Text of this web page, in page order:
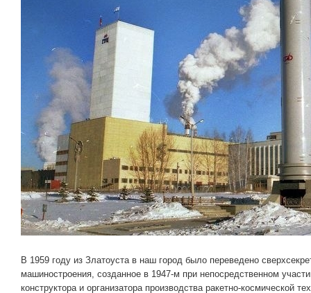
В 1959 году из Златоуста в наш город было переведено
машиностроения, созданное в 1947-м при непосредственном
конструктора и организатора производства ракетно-космической